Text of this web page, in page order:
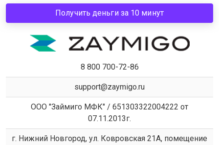
Получить деньги за 10 минут
8 800 700-72-86
support@zaymigo.ru
ООО "Займиго МФК" / 651303322004222 от
07.11.2013г.
г. Нижний Новгород, ул. Ковровская 21А, помещение